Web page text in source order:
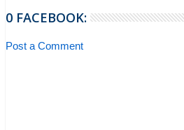
0 FACEBOOK:
Post a Comment